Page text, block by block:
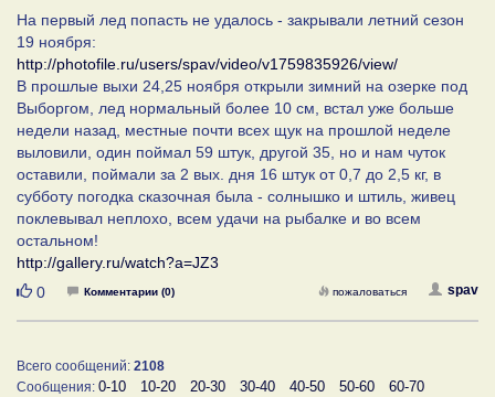
На первый лед попасть не удалось - закрывали летний сезон
19 ноября:
http://photofile.ru/users/spav/video/v1759835926/view/
В прошлые выхи 24,25 ноября открыли зимний на озерке под
Выборгом, лед нормальный более 10 см, встал уже больше
недели назад, местные почти всех щук на прошлой неделе
выловили, один поймал 59 штук, другой 35, но и нам чуток
оставили, поймали за 2 вых. дня 16 штук от 0,7 до 2,5 кг, в
субботу погодка сказочная была - солнышко и штиль, живец
поклевывал неплохо, всем удачи на рыбалке и во всем
остальном!
http://gallery.ru/watch?a=JZ3
Нравится
0 Комментарии (0) spav
пожаловаться
Всего сообщений: 2108
Сообщения: 0-10 10-20 20-30 30-40 40-50 50-60
60-70